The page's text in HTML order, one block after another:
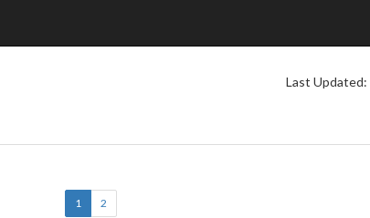
Last Updated:
1 2